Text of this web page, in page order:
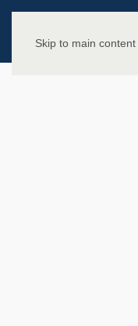
Skip to main content